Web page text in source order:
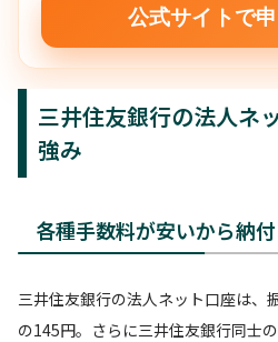
公式サイトで
三井住友銀行の法人ネ
強み
各種手数料が安いから納
三井住友銀行の法人ネット口座は、
の145円。さらに三井住友銀行同士